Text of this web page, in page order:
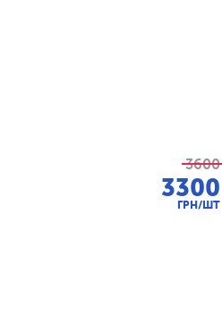
3600
3300
ГРН/ШТ